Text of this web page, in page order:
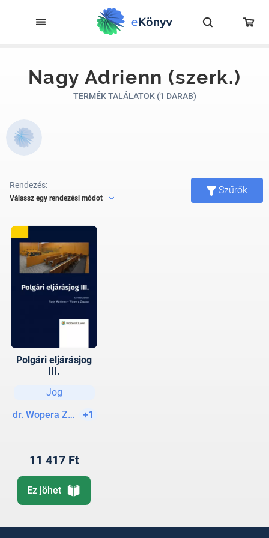
Nagy Adrienn (szerk.)
TERMÉK TALÁLATOK (1 DARAB)
Rendezés:
Válassz egy rendezési módot
Szűrők
Polgári eljárásjog
III.
Jog
dr. Wopera Zsuzsa (szerk.)
+1
11 417 Ft
Ez jöhet